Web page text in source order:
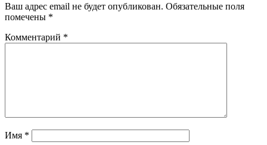
Ваш адрес email не будет опубликован. Обязательные поля
помечены *
Комментарий *
Имя *